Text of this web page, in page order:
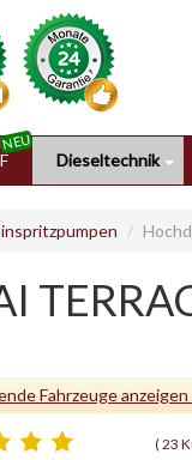
Dieseltechnik
Fahrzeuge
(23